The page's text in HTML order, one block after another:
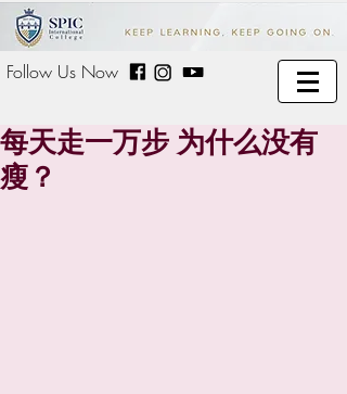
Follow Us Now
每天走一万步 为什么没有
瘦？